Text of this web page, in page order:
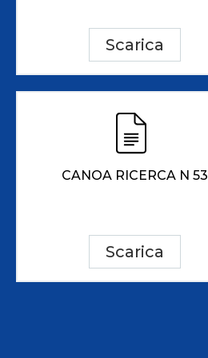
Scarica
CANOA RICERCA N 53
Scarica